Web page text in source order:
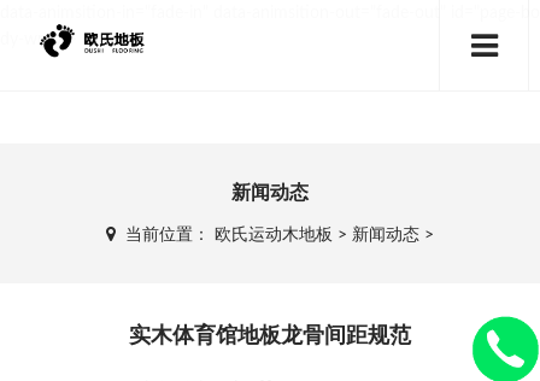
dy-wrap">
新闻动态
当前位置： 欧氏运动木地板 > 新闻动态 >
实木体育馆地板龙骨间距规范